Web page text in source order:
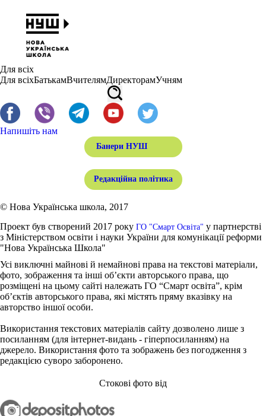
Для всіх
Для всіхБатькамВчителямДиректорамУчням
Напишіть нам
Банери НУШ
Редакційна політика
© Нова Українська школа, 2017
Проект був створений 2017 року ГО "Смарт Освіта" у партнерстві
з Міністерством освіти і науки України для комунікації реформи
"Нова Українська Школа"
Усі виключні майнові й немайнові права на текстові матеріали,
фото, зображення та інші об’єкти авторського права, що
розміщені на цьому сайті належать ГО “Смарт освіта”, крім
об’єктів авторського права, які містять пряму вказівку на
авторство іншої особи.
Використання текстових матеріалів сайту дозволено лише з
посиланням (для інтернет-видань - гіперпосиланням) на
джерело. Використання фото та зображень без погодження з
редакцією суворо заборонено.
Стокові фото від